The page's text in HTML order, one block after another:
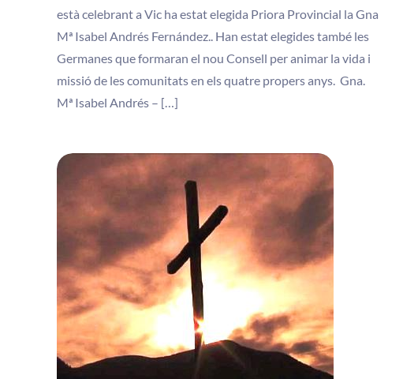
està celebrant a Vic ha estat elegida Priora Provincial la Gna
Mª Isabel Andrés Fernández.. Han estat elegides també les
Germanes que formaran el nou Consell per animar la vida i
missió de les comunitats en els quatre propers anys. Gna.
Mª Isabel Andrés – […]